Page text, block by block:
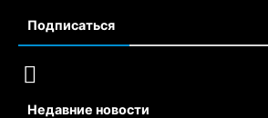
Подписаться
Недавние новости